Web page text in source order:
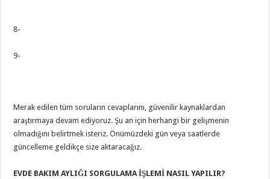
8-
9-
Merak edilen tüm soruların cevaplarını, güvenilir kaynaklardan
araştırmaya devam ediyoruz. Şu an için herhangi bir gelişmenin
olmadığını belirtmek isteriz. Önümüzdeki gün veya saatlerde
güncelleme geldikçe size aktaracağız.
EVDE BAKIM AYLIĞI SORGULAMA İŞLEMİ NASIL YAPILIR?